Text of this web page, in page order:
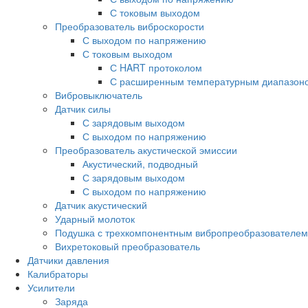
С токовым выходом
Преобразователь виброскорости
С выходом по напряжению
С токовым выходом
С HART протоколом
С расширенным температурным
Вибровыключатель
Датчик силы
С зарядовым выходом
С выходом по напряжению
Преобразователь акустической эмиссии
Акустический, подводный
С зарядовым выходом
С выходом по напряжению
Датчик акустический
Ударный молоток
Подушка с трехкомпонентным вибропреобразователем
Вихретоковый преобразователь
Дaтчики давления
Калибраторы
Усилители
Заряда